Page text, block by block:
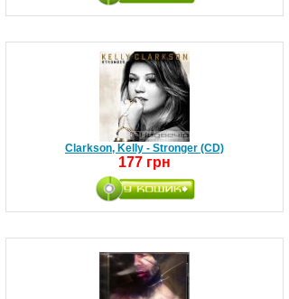
Clarkson, Kelly - Stronger (CD)
177 грн